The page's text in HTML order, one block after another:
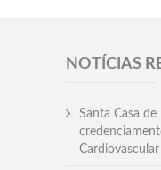
NOTÍCIAS
Santa Casa